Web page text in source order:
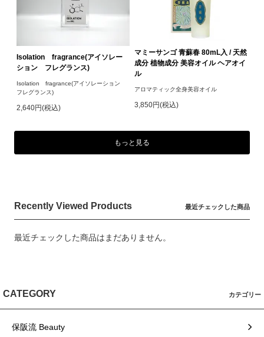
Isolation fragrance(アイソレー
ション フレグランス)
Isolation fragrance(アイソレーション
フレグランス)
2,640円(税込)
マミーサンゴ 青蘇春 80mL入 / 天然
成分 植物成分 美容オイル ヘアオイ
ル
アロマティック全身美容オイル
3,850円(税込)
もっと見る
Recently Viewed Products 最近チェックした商品
最近チェックした商品はまだありません。
CATEGORY カテゴリー
保阪流 Beauty